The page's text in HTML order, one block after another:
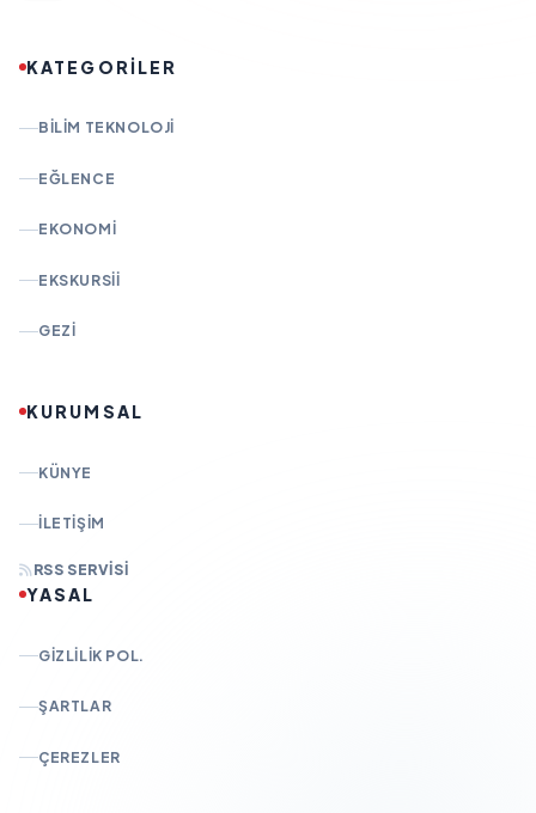
KATEGORİLER
BILIM TEKNOLOJI
EĞLENCE
EKONOMI
EKSKURSII
GEZI
KURUMSAL
KÜNYE
İLETIŞIM
RSS SERVISI
YASAL
GIZLILIK POL.
ŞARTLAR
ÇEREZLER